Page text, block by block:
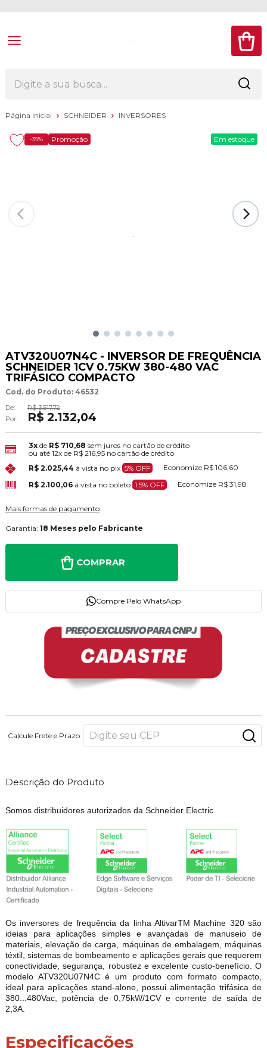
Página Inicial SCHNEIDER INVERSORES
-39% Promoção Em estoque
ATV320U07N4C - INVERSOR DE FREQUÊNCIA
SCHNEIDER 1CV 0.75KW 380-480 VAC
TRIFÁSICO COMPACTO
Cod. do Produto: 46532
De:
R$ 3.517,72
Por:
R$ 2.132,04
3xde R$ 710,68 sem juros no cartão de crédito
ou até 12xde R$ 216,95no cartão de crédito
R$ 2.025,44 à vista no pix 5% OFF Economize R$ 106,60
R$ 2.100,06 à vista no boleto 1.5% OFF Economize R$ 31,98
Mais formas de pagamento
Garantia: 18 Meses pelo Fabricante
COMPRAR
Compre Pelo WhatsApp
Calcule Frete e Prazo
Descrição do Produto
Somos distribuidores autorizados da Schneider Electric
Os inversores de frequência da linha AltivarTM Machine 320 são
ideias para aplicações simples e avançadas de manuseio de
materiais, elevação de carga, máquinas de embalagem, máquinas
téxtil, sistemas de bombeamento e aplicações gerais que requerem
conectividade, segurança, robustez e excelente custo-benefício. O
modelo ATV320U07N4C é um produto com formato compacto,
ideal para aplicações stand-alone, possui alimentação trifásica de
380...480Vac, potência de 0,75kW/1CV e corrente de saída de
2,3A.
Especificações